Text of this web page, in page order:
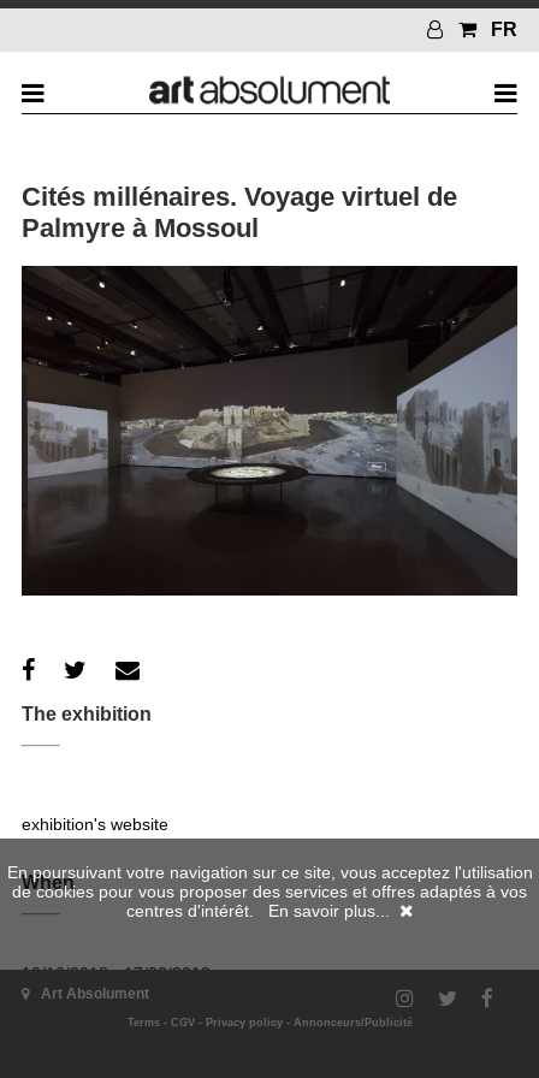
FR
Cités millénaires. Voyage virtuel de
Palmyre à Mossoul
The exhibition
exhibition's website
When
10/10/2018 - 17/02/2019
Art Absolument
Terms- CGV- Privacy policy- Annonceurs/Publicité
En poursuivant votre navigation sur ce site, vous acceptez l'utilisation
de cookies pour vous proposer des services et offres adaptés à vos
centres d'intérêt. En savoir plus...